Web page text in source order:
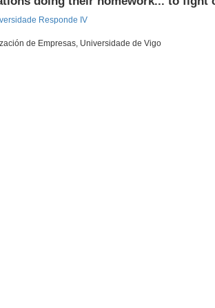
Responde IV
de Empresas, Universidade de Vigo